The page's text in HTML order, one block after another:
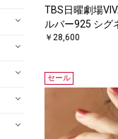
TBS日曜劇場
ルバー925 シグ
￥28,600
セール